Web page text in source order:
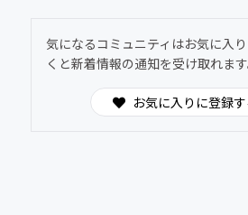
気になるコミュニティはお気に入
くと新着情報の通知を受け取れます
お気に入りに登録す